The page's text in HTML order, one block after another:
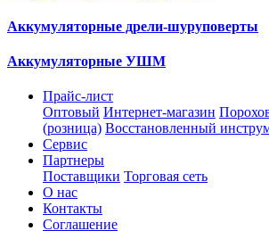
Аккумуляторные дрели-шуруповерты
Аккумуляторные УШМ
Прайс-лист
Оптовый Интернет-магазин
(розница) Восстановленный
Сервис
Партнеры
Поставщики Торговая сеть
О нас
Контакты
Соглашение